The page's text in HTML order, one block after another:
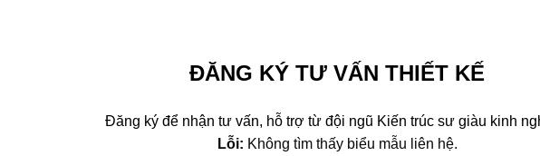
ĐĂNG KÝ TƯ VẤN THIẾT KẾ
Đăng ký để nhận tư vấn, hỗ trợ từ đội ngũ Kiến trúc sư giàu kinh
Lỗi: Không tìm thấy biểu mẫu liên hệ.